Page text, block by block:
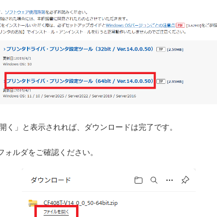
」と表示されれば、ダウンロードは完了です。
ルダをご確認ください。